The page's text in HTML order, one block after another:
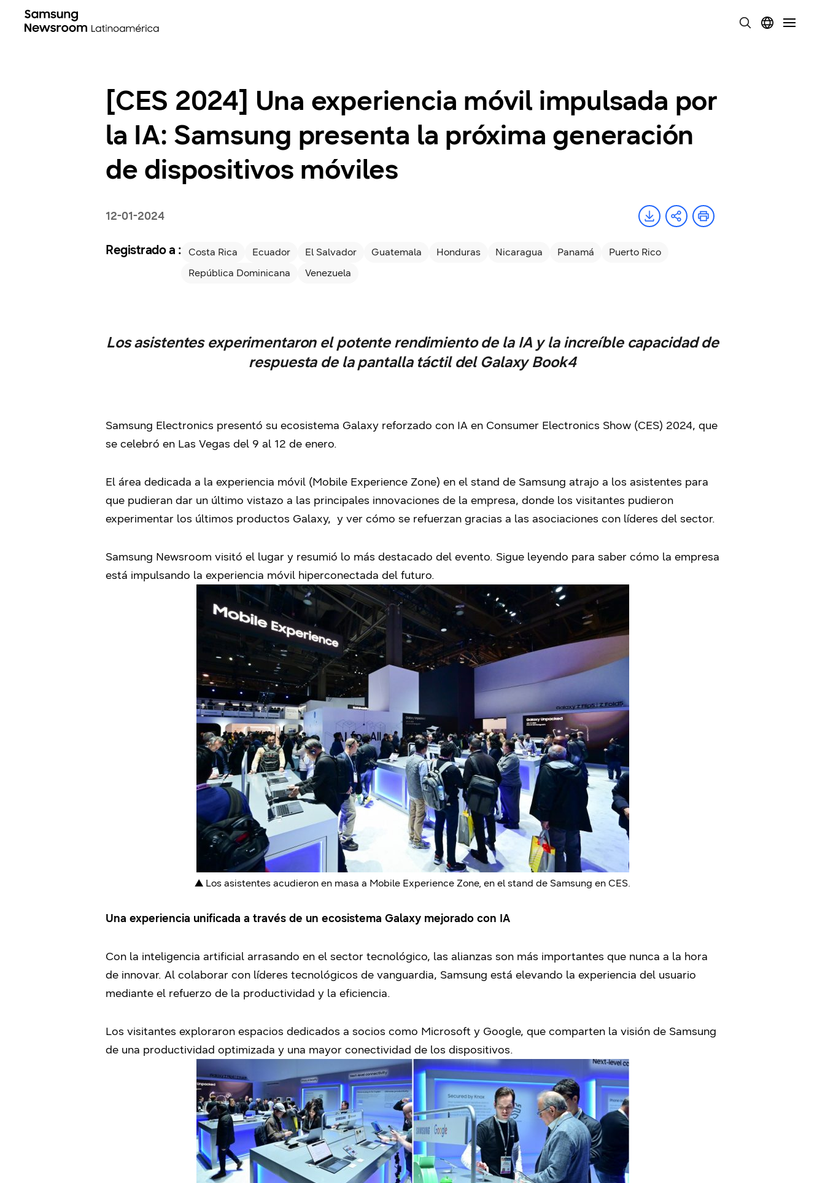
[CES 2024] Una experiencia móvil impulsada por
la IA: Samsung presenta la próxima generación
de dispositivos móviles
12-01-2024
Registrado a : Costa Rica Ecuador El Salvador Guatemala Honduras Nicaragua Panamá
Puerto Rico
República Dominicana
Venezuela
Los asistentes experimentaron el potente rendimiento de la IA y la increíble capacidad de
respuesta de la pantalla táctil del Galaxy Book4
Samsung Electronics presentó su ecosistema Galaxy reforzado con IA en Consumer Electronics Show (CES) 2024, que
se celebró en Las Vegas del 9 al 12 de enero.
El área dedicada a la experiencia móvil (Mobile Experience Zone) en el stand de Samsung atrajo a los asistentes para
que pudieran dar un último vistazo a las principales innovaciones de la empresa, donde los visitantes pudieron
experimentar los últimos productos Galaxy, y ver cómo se refuerzan gracias a las asociaciones con líderes del sector.
Samsung Newsroom visitó el lugar y resumió lo más destacado del evento. Sigue leyendo para saber cómo la empresa
está impulsando la experiencia móvil hiperconectada del futuro.
▲ Los asistentes acudieron en masa a Mobile Experience Zone, en el stand de Samsung en CES.
Una experiencia unificada a través de un ecosistema Galaxy mejorado con IA
Con la inteligencia artificial arrasando en el sector tecnológico, las alianzas son más importantes que nunca a la hora
de innovar. Al colaborar con líderes tecnológicos de vanguardia, Samsung está elevando la experiencia del usuario
mediante el refuerzo de la productividad y la eficiencia.
Los visitantes exploraron espacios dedicados a socios como Microsoft y Google, que comparten la visión de Samsung
de una productividad optimizada y una mayor conectividad de los dispositivos.